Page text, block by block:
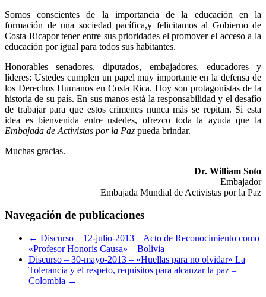
Somos conscientes de la importancia de la educación en la
formación de una sociedad pacífica,y felicitamos al Gobierno de
Costa Ricapor tener entre sus prioridades el promover el acceso a la
educación por igual para todos sus habitantes.
Honorables senadores, diputados, embajadores, educadores y
líderes: Ustedes cumplen un papel muy importante en la defensa de
los Derechos Humanos en Costa Rica. Hoy son protagonistas de la
historia de su país. En sus manos está la responsabilidad y el desafío
de trabajar para que estos crímenes nunca más se repitan. Si esta
idea es bienvenida entre ustedes, ofrezco toda la ayuda que la
Embajada de Activistas por la Paz pueda brindar.
Muchas gracias.
Dr. William Soto
Embajador
Embajada Mundial de Activistas por la Paz
Navegación de publicaciones
← Discurso – 12-julio-2013 – Acto de Reconocimiento como
«Profesor Honoris Causa» – Bolivia
Discurso – 30-mayo-2013 – «Huellas para no olvidar» La
Tolerancia y el respeto, requisitos para alcanzar la paz –
Colombia →